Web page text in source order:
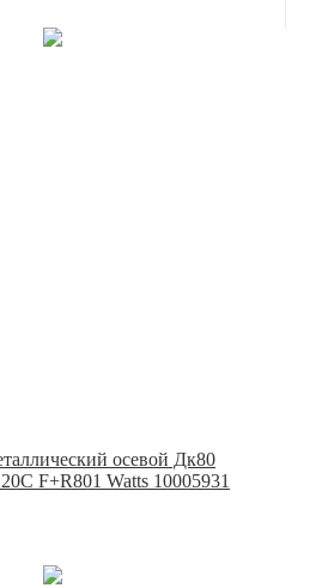
осевой Дк80
F+R801 Watts 10005931